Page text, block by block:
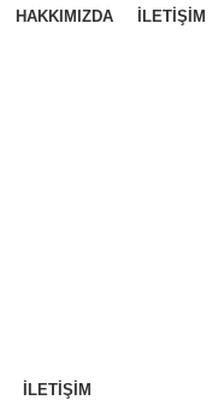
HAKKIMIZDA İLETIŞIM
İLETIŞIM